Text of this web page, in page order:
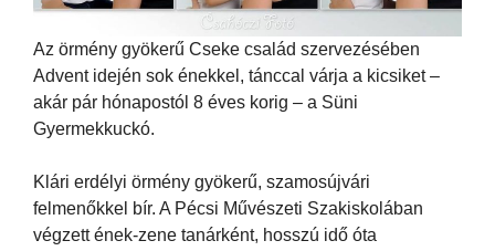
Az örmény gyökerű Cseke család szervezésében
Advent idején sok énekkel, tánccal várja a kicsiket –
akár pár hónapostól 8 éves korig – a Süni
Gyermekkuckó.
Klári erdélyi örmény gyökerű, szamosújvári
felmenőkkel bír. A Pécsi Művészeti Szakiskolában
végzett ének-zene tanárként, hosszú idő óta